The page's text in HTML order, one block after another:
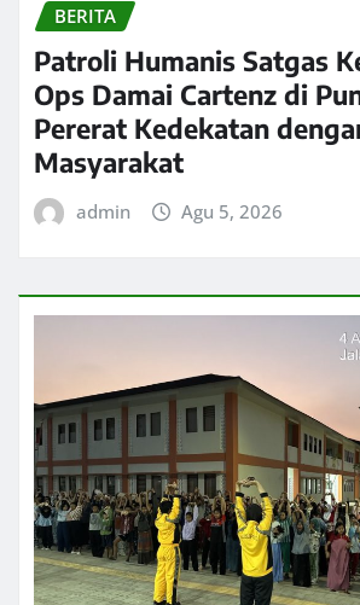
BERITA
Patroli Humanis Satgas
Ops Damai Cartenz di
Pererat Kedekatan
Masyarakat
admin Agu 5, 2026